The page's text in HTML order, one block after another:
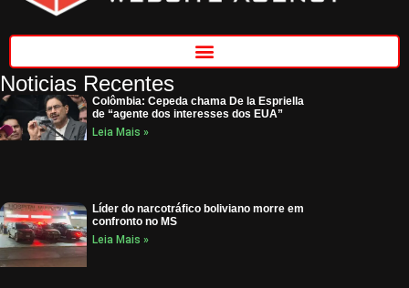
Noticias Recentes
Colômbia: Cepeda chama De la Espriella
de “agente dos interesses dos EUA”
Leia Mais »
Líder do narcotráfico boliviano morre em
confronto no MS
Leia Mais »